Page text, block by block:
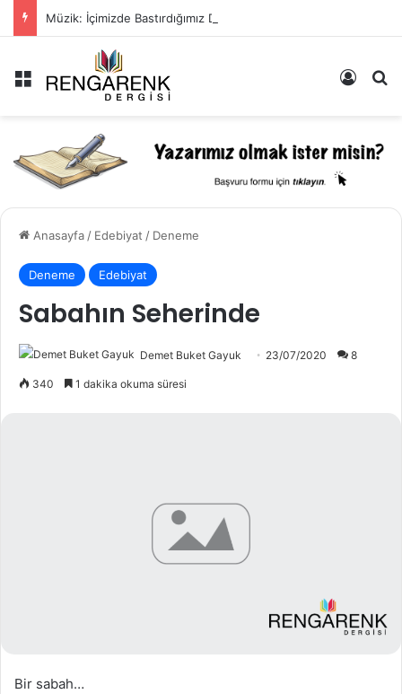
Menü Kayıt
Anasayfa/ Edebiyat / Deneme
Deneme Edebiyat
Sabahın Seherinde
Demet Buket Gayuk 23/07/2020 8
340 1 dakika okuma süresi
Bir sabah…